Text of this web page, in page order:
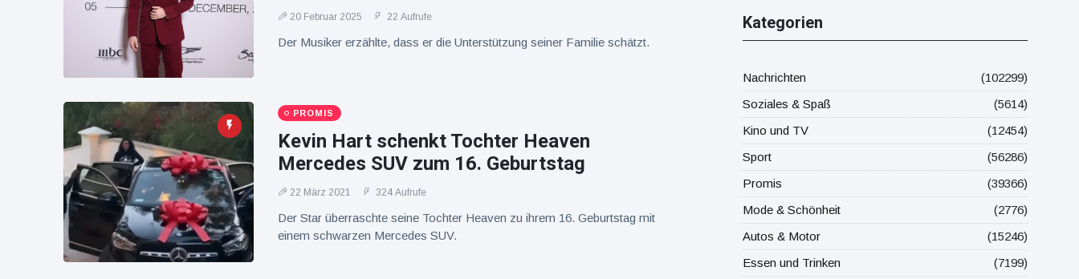
20 Februar 2025 22 Aufrufe
Der Musiker erzählte, dass er die Unterstützung seiner Familie schätzt.
PROMIS
Kevin Hart schenkt Tochter Heaven
Mercedes SUV zum 16. Geburtstag
22 März 2021 324 Aufrufe
Der Star überraschte seine Tochter Heaven zu ihrem 16. Geburtstag mit
einem schwarzen Mercedes SUV.
wie "jung" das
Instrument sein
kann.
Kategorien
Nachrichten
(102299)
Soziales & Spaß
(5614)
Kino und TV
(12454)
Sport
(56286)
Promis
(39366)
Mode & Schönheit
(2776)
Autos & Motor
(15246)
Essen und Trinken
(7199)